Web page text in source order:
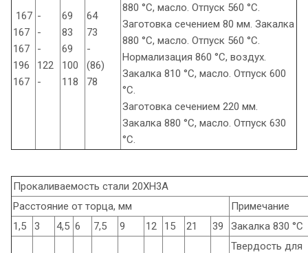
167
167
167
196
167
-
-
-
122
-
69
83
69
100
118
64
73
-
(86)
78
880 °С, масло. Отпуск 560 °С.
Заготовка сечением 80 мм. Закалка
880 °С, масло. Отпуск 560 °С.
Нормализация 860 °С, воздух.
Закалка 810 °С, масло. Отпуск 600
°С.
Заготовка сечением 220 мм.
Закалка 880 °С, масло. Отпуск 630
°С.
Прокаливаемость стали 20ХН3А
Расстояние от торца, мм
Примечание
1,5
3 4,5 6 7,5 9 12 15 21 39 Закалка 830 °С
Твердость для